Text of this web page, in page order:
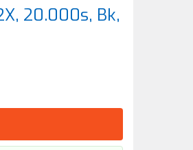
20.000s, Bk,